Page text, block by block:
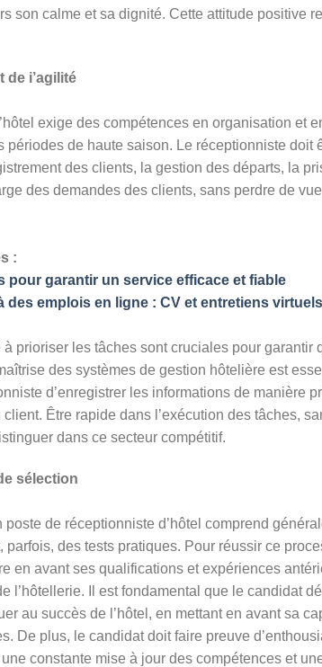
son calme et sa dignité. Cette attitude positive
de i’agilité
exige des compétences en organisation et
périodes de haute saison. Le réceptionniste doit
des clients, la gestion des départs, la
des demandes des clients, sans perdre de
:
pour garantir un service efficace et fiable
emplois en ligne : CV et entretiens virtuels
prioriser les tâches sont cruciales pour garantir
des systèmes de gestion hôtelière est
d’enregistrer les informations de manière
Être rapide dans l’exécution des tâches,
dans ce secteur compétitif.
sélection
de réceptionniste d’hôtel comprend
parfois, des tests pratiques. Pour réussir ce
en avant ses qualifications et expériences
l’hôtellerie. Il est fondamental que le candidat
au succès de l’hôtel, en mettant en avant sa
De plus, le candidat doit faire preuve
constante mise à jour des compétences et